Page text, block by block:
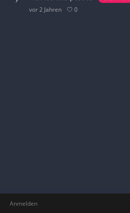
vor 2 Jahren
0
Anmelden